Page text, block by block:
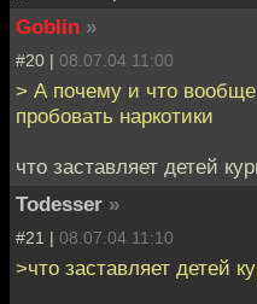
Goblin »
#20 | 08.07.04 11:00
> А почему и что вообще
пробовать наркотики
что заставляет детей
Todesser »
#21 | 08.07.04 11:10
>что заставляет детей